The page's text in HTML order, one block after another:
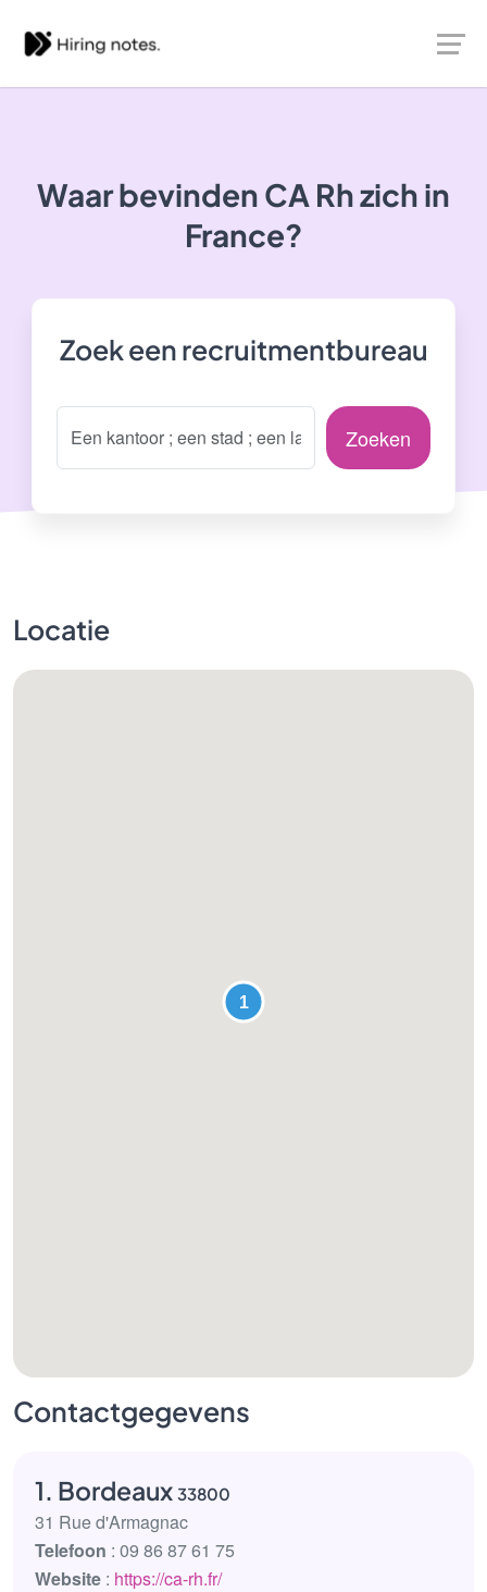
Waar bevinden CA Rh zich in
France?
Zoek een recruitmentbureau
Zoeken
Locatie
Contactgegevens
1. Bordeaux 33800
31 Rue d'Armagnac
Telefoon : 09 86 87 61 75
Website : https://ca-rh.fr/